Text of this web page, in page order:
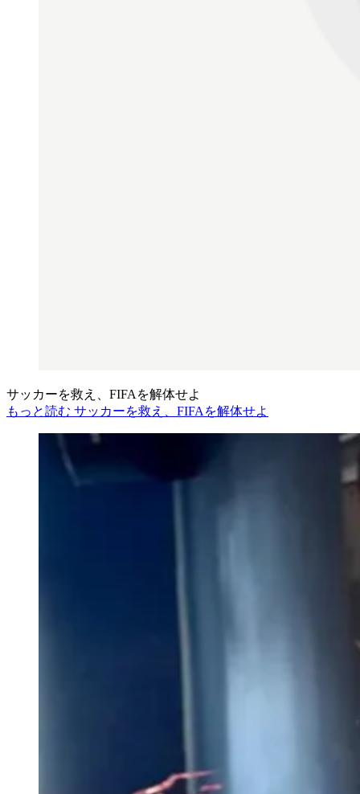
サッカーを救え、FIFAを解体せよ
もっと読む サッカーを救え、FIFAを解体せよ